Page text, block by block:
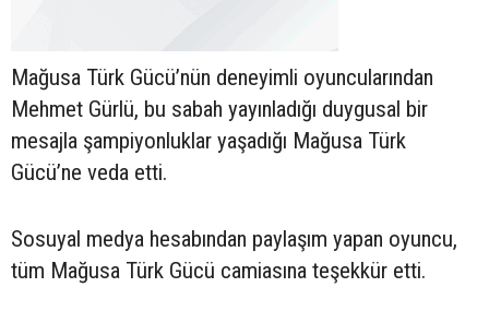
Mağusa Türk Gücü’nün deneyimli oyuncularından
Mehmet Gürlü, bu sabah yayınladığı duygusal bir
mesajla şampiyonluklar yaşadığı Mağusa Türk
Gücü’ne veda etti.
Sosuyal medya hesabından paylaşım yapan oyuncu,
tüm Mağusa Türk Gücü camiasına teşekkür etti.